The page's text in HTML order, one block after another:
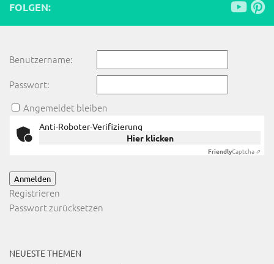
FOLGEN:
Benutzername:
Passwort:
Angemeldet bleiben
Anti-Roboter-Verifizierung
Hier klicken
FriendlyCaptcha ⇗
Anmelden
Registrieren
Passwort zurücksetzen
NEUESTE THEMEN